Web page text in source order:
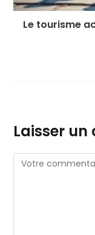
Le tourisme
Laisser
Comment